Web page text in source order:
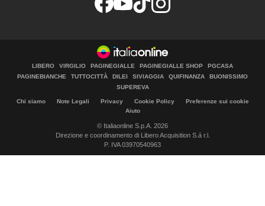
LIBERO VIRGILIO PAGINEGIALLE PAGINEGIALLE SHOP
PGCASA
PAGINEBIANCHE
TUTTOCITTÀ DILEI SIVIAGGIA QUIFINANZA
BUONISSIMO
SUPEREVA
Chi siamo Note Legali Privacy Cookie Policy
Preferenze sui cookie
Aiuto
© Italiaonline S.p.A. 2026
Direzione e coordinamento di Libero Acquisition S.á r.l.
P. IVA 03970540963